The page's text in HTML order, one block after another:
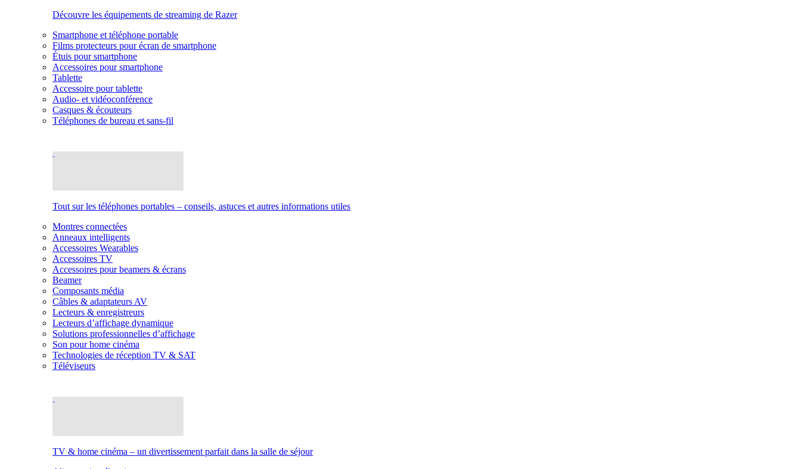
Découvre les équipements de streaming de Razer
Smartphone et téléphone portable
Films protecteurs pour écran de smartphone
Étuis pour smartphone
Accessoires pour smartphone
Tablette
Accessoire pour tablette
Audio- et vidéoconférence
Casques & écouteurs
Téléphones de bureau et sans-fil
Tout sur les téléphones portables – conseils, astuces et autres informations utiles
Montres connectées
Anneaux intelligents
Accessoires Wearables
Accessoires TV
Accessoires pour beamers & écrans
Beamer
Composants média
Câbles & adaptateurs AV
Lecteurs & enregistreurs
Lecteurs d’affichage dynamique
Solutions professionnelles d’affichage
Son pour home cinéma
Technologies de réception TV & SAT
Téléviseurs
TV & home cinéma – un divertissement parfait dans la salle de séjour